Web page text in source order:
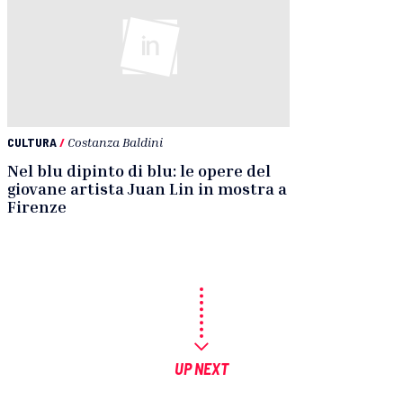
CULTURA/ Costanza Baldini
Nel blu dipinto di blu: le opere del
giovane artista Juan Lin in mostra a
Firenze
UP NEXT